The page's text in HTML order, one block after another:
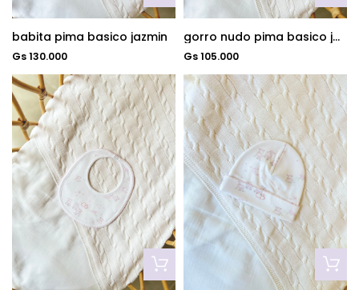
babita pima basico jazmin
Gs 130.000
gorro nudo pima basico jazmin
Gs 105.000